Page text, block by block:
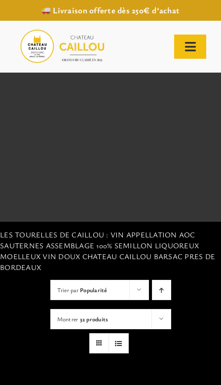
Livraison offerte dès 250€ d’achat
contenu
OFFRIR UNE EXPERIENCE
BOUTIQUE EN LIGNE
ACTUALITÉS
LES TOURELLES DE CAILLOU : VIN APPELLATION AOC
SAUTERNES ASSEMBLAGE 100% SEMILLON LIQUOREUX
MOELLEUX VIN DOUX CHATEAU CAILLOU BARSAC PRES DE
BORDEAUX
Trier parPopularité
Montrer32 produits